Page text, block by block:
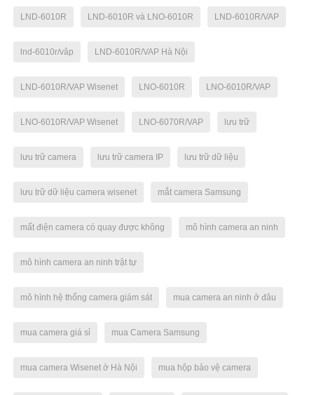
LND-6010R LND-6010R và LNO-6010R LND-6010R/VAP
lnd-6010r/vâp LND-6010R/VAP Hà Nội
LND-6010R/VAP Wisenet LNO-6010R LNO-6010R/VAP
LNO-6010R/VAP Wisenet LNO-6070R/VAP lưu trữ
lưu trữ camera lưu trữ camera IP lưu trữ dữ liệu
lưu trữ dữ liệu camera wisenet mắt camera Samsung
mất điện camera có quay được không mô hình camera an ninh
mô hình camera an ninh trật tự
mô hình hệ thống camera giám sát mua camera an ninh ở đâu
mua camera giá sỉ mua Camera Samsung
mua camera Wisenet ở Hà Nội mua hộp bảo vệ camera